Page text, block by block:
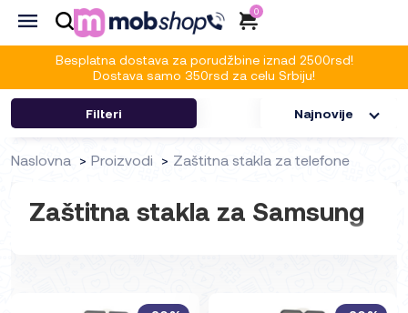
0
Besplatna dostava za porudžbine iznad 2500rsd!
Dostava samo 350rsd za celu Srbiju!
Filteri Najnovije
Naslovna Proizvodi Zaštitna stakla za telefone
Zaštitna stakla za Samsung